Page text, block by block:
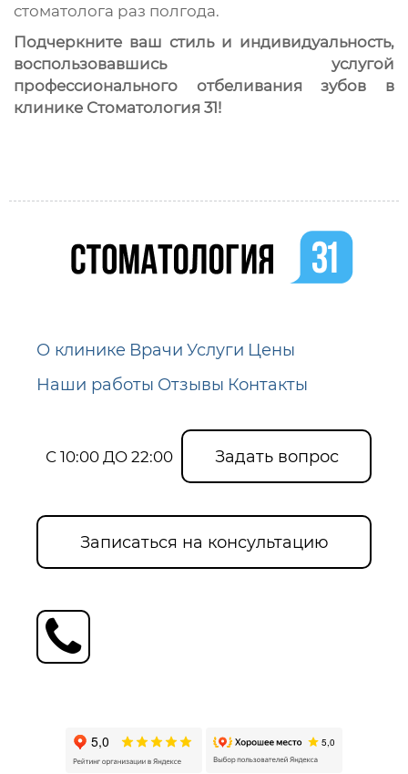
стоматолога раз полгода.
Подчеркните ваш стиль и индивидуальность,
воспользовавшись услугой
профессионального отбеливания зубов в
клинике Стоматология 31!
О клинике Врачи Услуги Цены
Наши работы Отзывы Контакты
С 10:00 ДО 22:00 Задать вопрос
Записаться на консультацию